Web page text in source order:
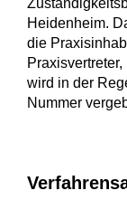
Heidenheim.
die
wird in der
Nummer